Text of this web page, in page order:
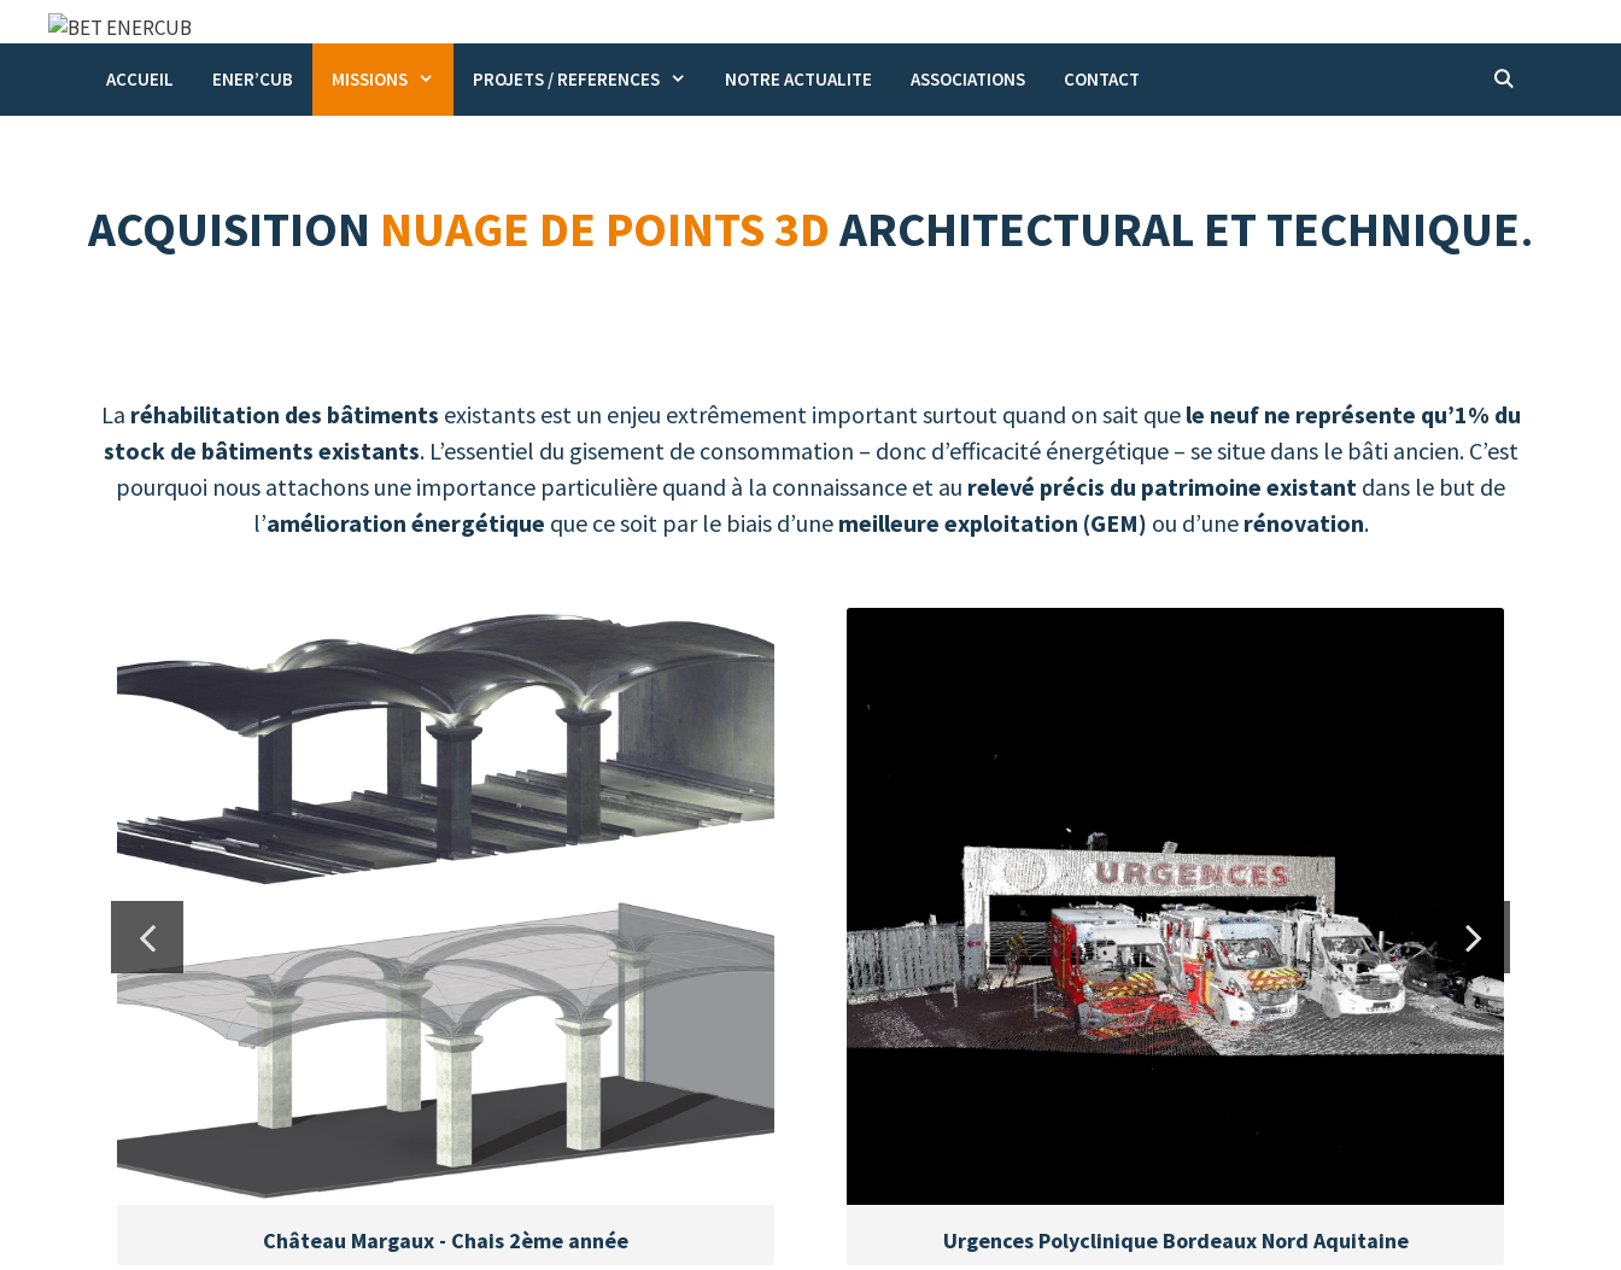
au
ACCUEIL ENER’CUB MISSIONS PROJETS / REFERENCES NOTRE ACTUALITE ASSOCIATIONS CONTACT
ACQUISITION NUAGE DE POINTS 3D ARCHITECTURAL ET TECHNIQUE.
La réhabilitation des bâtiments existants est un enjeu extrêmement important surtout quand on sait que le neuf ne représente qu’1% du
stock de bâtiments existants. L’essentiel du gisement de consommation – donc d’efficacité énergétique – se situe dans le bâti ancien. C’est
pourquoi nous attachons une importance particulière quand à la connaissance et au relevé précis du patrimoine existant dans le but de
l’amélioration énergétique que ce soit par le biais d’une meilleure exploitation (GEM) ou d’une rénovation.
Château Margaux - Chais 2ème année Urgences Polyclinique Bordeaux Nord Aquitaine